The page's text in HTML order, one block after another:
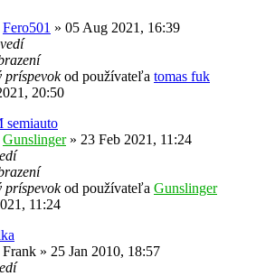
Fero501 » 05 Aug 2021, 16:39
príspevokod používateľa tomas fuk
20:50
semiauto
Gunslinger» 23 Feb 2021, 11:24
príspevokod používateľa Gunslinger
11:24
Frank » 25 Jan 2010, 18:57